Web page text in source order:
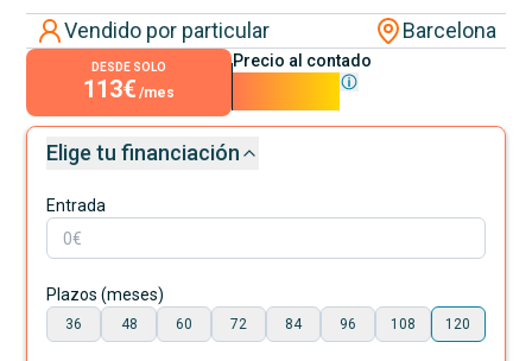
Vendido por particular
Barcelona
DESDE SOLO
113€ /mes
Precio al contado
Elige tu financiación
Entrada
Plazos (meses)
36 48 60 72 84 96 108 120